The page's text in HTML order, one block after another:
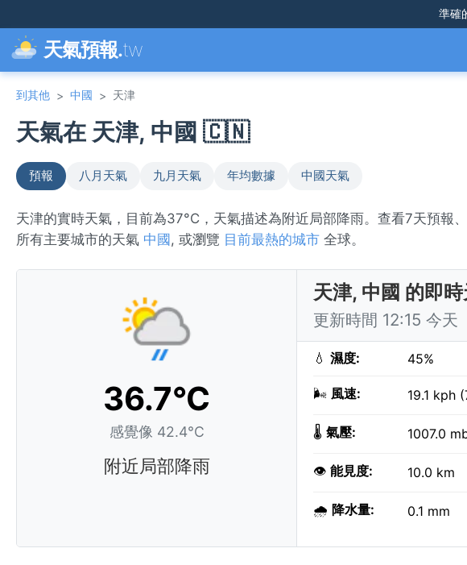
準確
天氣預報.tw
到其他 > 中國 > 天津
天氣在 天津, 中國 🇨🇳
預報 八月天氣 九月天氣 年均數據 中國天氣
天津的實時天氣，目前為37°C，天氣描述為附近局部降雨。查看7天預報
所有主要城市的天氣 中國 , 或瀏覽 目前最熱的城市 全球。
36.7°C
感覺像 42.4°C
附近局部降雨
天津, 中國 的即
更新時間 12:15 今天
💧 濕度: 45%
🌬️ 風速: 19.1 kph
🌡️ 氣壓: 1007.0
👁️ 能見度: 10.0 km
🌧️ 降水量: 0.1 mm